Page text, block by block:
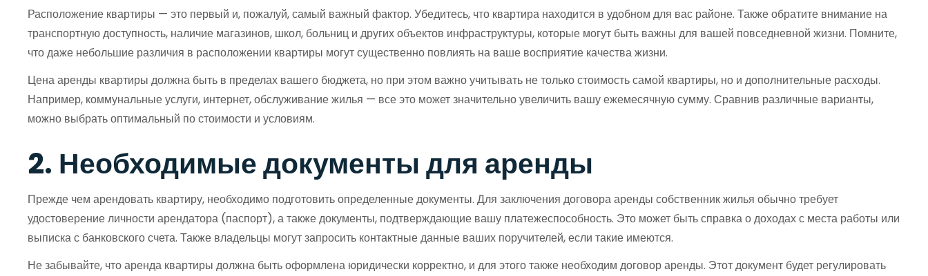
Расположение квартиры — это первый и, пожалуй, самый важный фактор. Убедитесь, что квартира находится в удобном для вас районе. Также обратите внимание на
транспортную доступность, наличие магазинов, школ, больниц и других объектов инфраструктуры, которые могут быть важны для вашей повседневной жизни. Помните,
что даже небольшие различия в расположении квартиры могут существенно повлиять на ваше восприятие качества жизни.
Цена аренды квартиры должна быть в пределах вашего бюджета, но при этом важно учитывать не только стоимость самой квартиры, но и дополнительные расходы.
Например, коммунальные услуги, интернет, обслуживание жилья — все это может значительно увеличить вашу ежемесячную сумму. Сравнив различные варианты,
можно выбрать оптимальный по стоимости и условиям.
2. Необходимые документы для аренды
Прежде чем арендовать квартиру, необходимо подготовить определенные документы. Для заключения договора аренды собственник жилья обычно требует
удостоверение личности арендатора (паспорт), а также документы, подтверждающие вашу платежеспособность. Это может быть справка о доходах с места работы или
выписка с банковского счета. Также владельцы могут запросить контактные данные ваших поручителей, если такие имеются.
Не забывайте, что аренда квартиры должна быть оформлена юридически корректно, и для этого также необходим договор аренды. Этот документ будет регулировать